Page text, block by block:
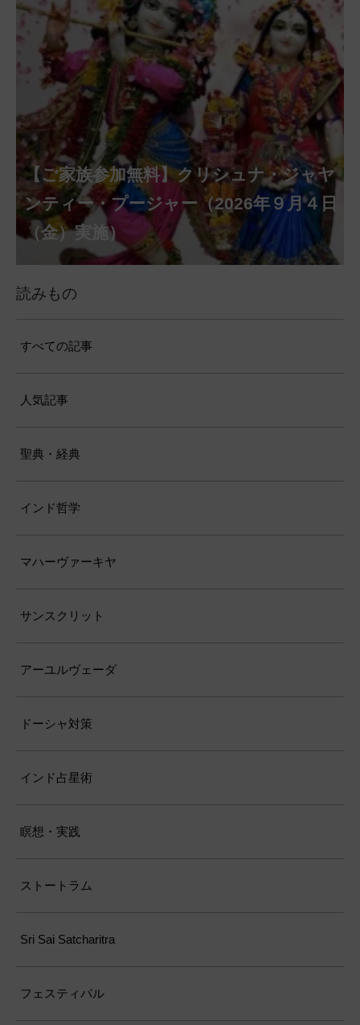
【ご家族参加無料】アーディ・アマー
ヴァシャー・プージャー（2026年８月12
日（水）実施）
【ご家族参加無料】ラクシュミー・ク
ベーラ・マンスリー・プージャー（2026
年８月12日（水）実施）
【ご家族参加無料】ナーガ・パンチャ
ミー・プージャー（2026年８月17日
（月）実施）
【ご家族参加無料】ヴァラ・ラクシュ
ミー・ヴラタ・プージャー（2026年８月
28日（金）実施）
【ご家族参加無料】サンカタハラ・チ
ャトゥルティー・プージャー（2026年８
月31日（月）実施）
【ご家族参加無料】クリシュナ・ジャヤ
ンティー・プージャー（2026年９月４日
（金）実施）
【ご家族参加無料】ガネーシャ・チャ
トゥルティー・プージャー（2026年９月
14日（月）実施）
【ご家族参加無料】マハーラクシュミ
ー・ヴラタ・プージャー（2026年９月19
日（土）実施）
第220回グループ・ホーマ（ナーガ・
パンチャミー、2026年８月17日（月）実
施）
第221回グループ・ホーマ（ガーヤト
リー・ジャヤンティー、2026年８月28日
（金）実施）
アンナダーナ・プロジェクト（食事の奉
仕）
ポストコロナ福祉活動支援募金
読みもの
すべての記事
人気記事
聖典・経典
インド哲学
マハーヴァーキヤ
サンスクリット
アーユルヴェーダ
ドーシャ対策
インド占星術
瞑想・実践
ストートラム
Sri Sai Satcharitra
フェスティバル